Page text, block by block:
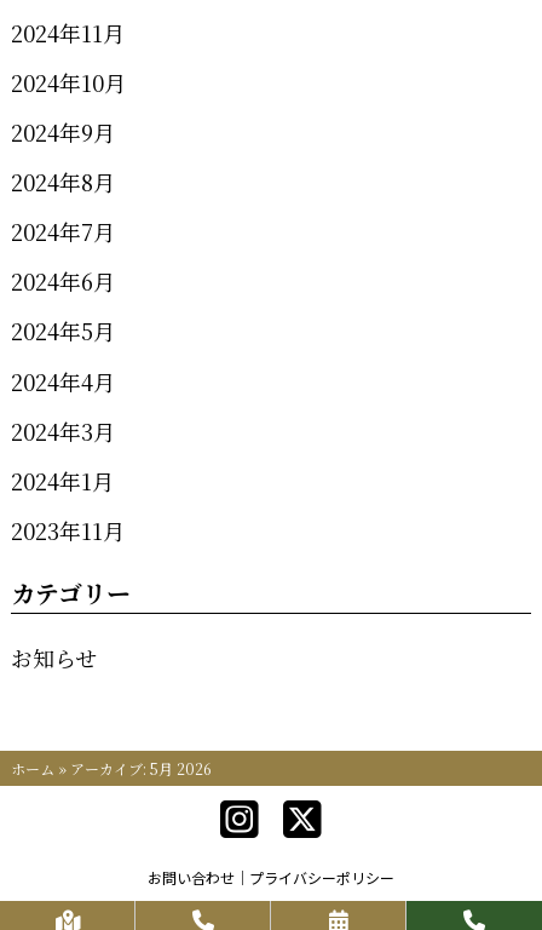
2024年11月
2024年10月
2024年9月
2024年8月
2024年7月
2024年6月
2024年5月
2024年4月
2024年3月
2024年1月
2023年11月
カテゴリー
お知らせ
ホーム » アーカイブ: 5月 2026
お問い合わせ プライバシーポリシー